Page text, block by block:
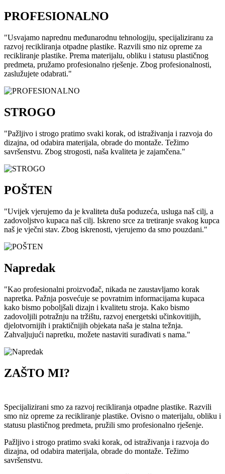
PROFESIONALNO
"Usvajamo naprednu međunarodnu tehnologiju, specijaliziranu za
razvoj recikliranja otpadne plastike. Razvili smo niz opreme za
recikliranje plastike. Prema materijalu, obliku i statusu plastičnog
predmeta, pružamo profesionalno rješenje. Zbog profesionalnosti,
zaslužujete odabrati."
STROGO
"Pažljivo i strogo pratimo svaki korak, od istraživanja i razvoja do
dizajna, od odabira materijala, obrade do montaže. Težimo
savršenstvu. Zbog strogosti, naša kvaliteta je zajamčena."
POŠTEN
"Uvijek vjerujemo da je kvaliteta duša poduzeća, usluga naš cilj, a
zadovoljstvo kupaca naš cilj. Iskreno srce za tretiranje svakog kupca
naš je vječni stav. Zbog iskrenosti, vjerujemo da smo pouzdani."
Napredak
"Kao profesionalni proizvođač, nikada ne zaustavljamo korak
napretka. Pažnja posvećuje se povratnim informacijama kupaca
kako bismo poboljšali dizajn i kvalitetu stroja. Kako bismo
zadovoljili potražnju na tržištu, razvoj energetski učinkovitijih,
djelotvornijih i praktičnijih objekata naša je stalna težnja.
Zahvaljujući napretku, možete nastaviti surađivati s nama."
ZAŠTO MI?
Specijalizirani smo za razvoj recikliranja otpadne plastike. Razvili
smo niz opreme za recikliranje plastike. Ovisno o materijalu, obliku i
statusu plastičnog predmeta, pružili smo profesionalno rješenje.
Pažljivo i strogo pratimo svaki korak, od istraživanja i razvoja do
dizajna, od odabira materijala, obrade do montaže. Težimo
savršenstvu.